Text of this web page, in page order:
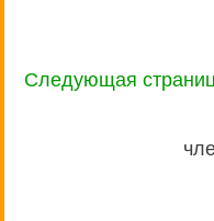
Следующая